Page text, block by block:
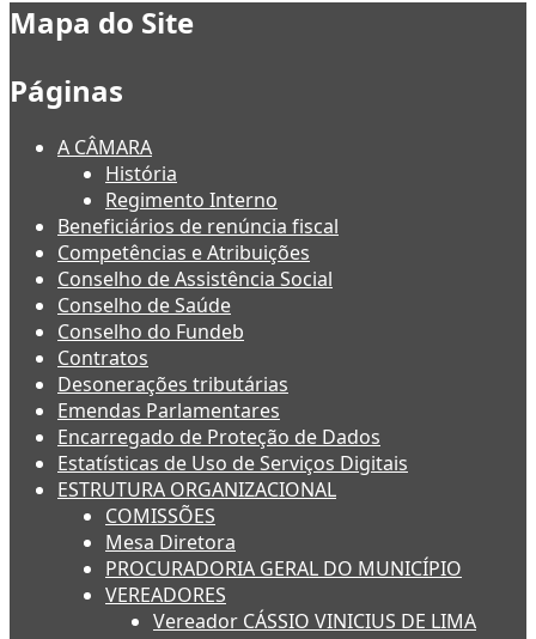
Mapa do Site
Páginas
A CÂMARA
História
Regimento Interno
Beneficiários de renúncia fiscal
Competências e Atribuições
Conselho de Assistência Social
Conselho de Saúde
Conselho do Fundeb
Contratos
Desonerações tributárias
Emendas Parlamentares
Encarregado de Proteção de Dados
Estatísticas de Uso de Serviços Digitais
ESTRUTURA ORGANIZACIONAL
COMISSÕES
Mesa Diretora
PROCURADORIA GERAL DO MUNICÍPIO
VEREADORES
Vereador CÁSSIO VINICIUS DE LIMA